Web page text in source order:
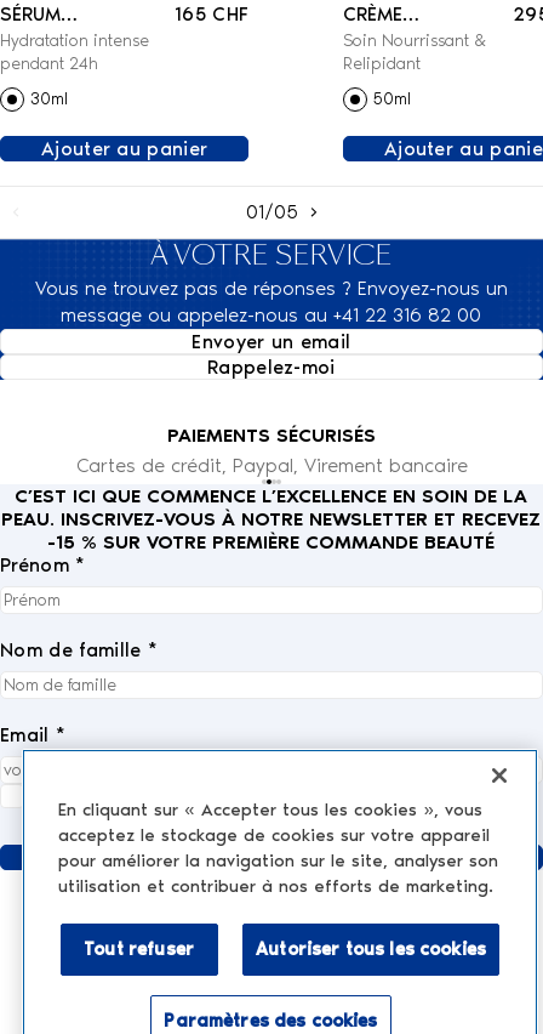
SÉRUM
RÉHYDRATANT
BIO-IDENTIQUE
Hydratation intense
pendant 24h
165 CHF
30ml
Ajouter au panier
CRÈME
RELIPIDANTE BIO-
IDENTIQUE
Soin Nourrissant &
Relipidant
50ml
Ajouter au
01/05
À VOTRE SERVICE
Vous ne trouvez pas de réponses ? Envoyez-nous un
message ou appelez-nous au +41 22 316 82 00
Envoyer un email
Rappelez-moi
PAIEMENTS SÉCURISÉS
Cartes de crédit, Paypal, Virement bancaire
C’EST ICI QUE COMMENCE L’EXCELLENCE EN SOIN DE LA
PEAU. INSCRIVEZ-VOUS À NOTRE NEWSLETTER ET RECEVEZ
-15 % SUR VOTRE PREMIÈRE COMMANDE BEAUTÉ
Prénom *
Nom de famille *
Email *
Envoyer
MÉDECINE ESTHÉTIQUE
Injections et produits de comblement
En cliquant sur « Accepter tous les cookies », vous
acceptez le stockage de cookies sur votre appareil
pour améliorer la navigation sur le site, analyser son
utilisation et contribuer à nos efforts de marketing.
Tout refuser Autoriser tous les cookies
Paramètres des cookies